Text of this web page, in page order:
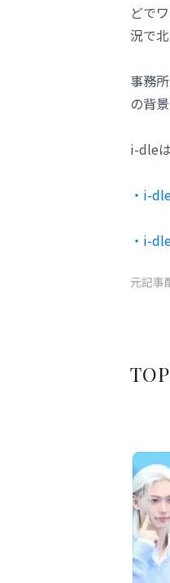
どで
況で
事務
の背
i-dle
・i-
・i-
元記事